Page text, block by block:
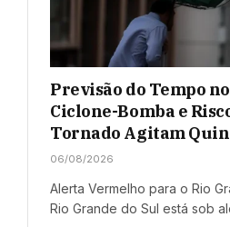
Previsão do Tempo no
Ciclone-Bomba e
Tornado Agitam
06/08/2026
Alerta Vermelho para o Rio
Rio Grande do Sul está sob